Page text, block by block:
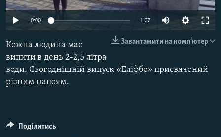
ВІДЕОУРОКИ «ELIFBE»
УКРАЇНСЬКА ПРОБЛЕМА КРИМУ
ІНФОГРАФІКА
Русский
ДОЛУЧАЙСЯ!
0:00 1:37
Завантажити на комп'ютер
Кожна людина має
випити в день 2-2,5 літра
води. Сьогоднішній випуск «Еліфбе» присвячений
різним напоям.
Поділитись